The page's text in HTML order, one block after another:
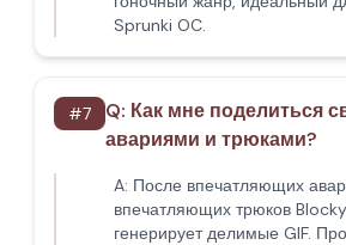
Sprunki OC.
#7 Q: Как мне поделиться
авариями и трюками?
A: После впечатляющих
впечатляющих трюков
генерирует делимые GIF.